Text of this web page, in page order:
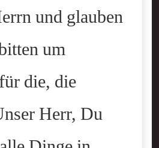
und glauben
um
die, die
Herr, Du